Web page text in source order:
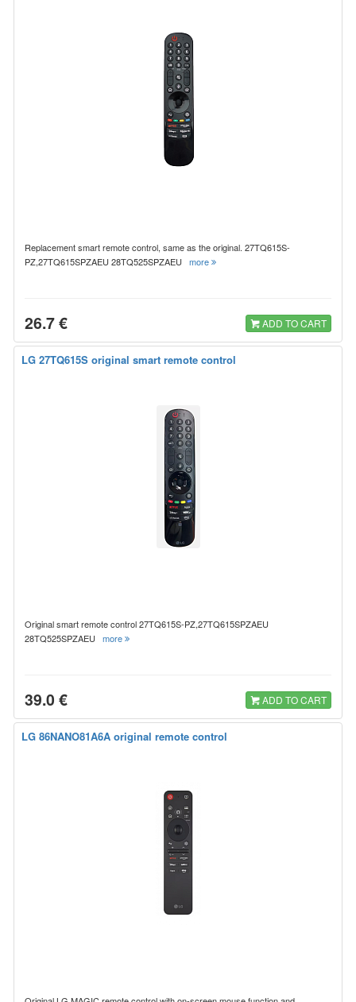
Replacement smart remote control, same as the original. 27TQ615S-
PZ,27TQ615SPZAEU 28TQ525SPZAEU more
26.7 € ADD TO CART
LG 27TQ615S original smart remote control
Original smart remote control 27TQ615S-PZ,27TQ615SPZAEU
28TQ525SPZAEU more
39.0 € ADD TO CART
LG 86NANO81A6A original remote control